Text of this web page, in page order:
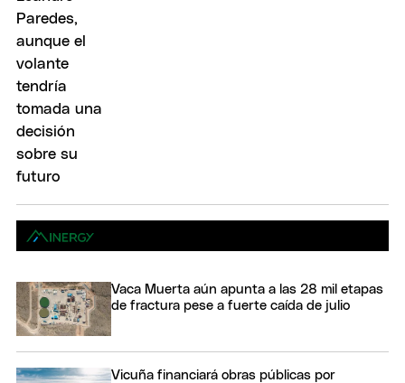
Vaca Muerta aún apunta a las 28 mil etapas
de fractura pese a fuerte caída de julio
Vicuña financiará obras públicas por